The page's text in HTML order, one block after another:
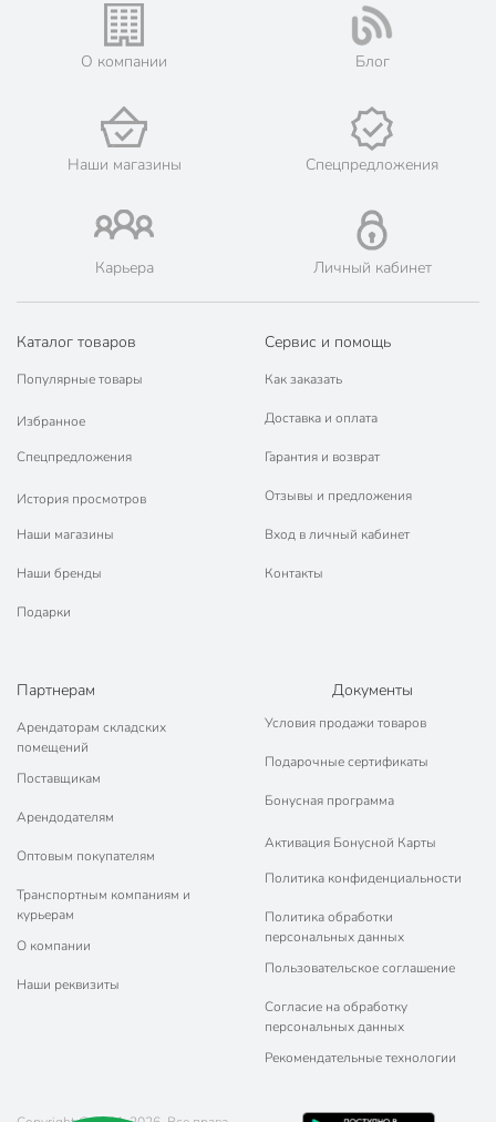
💳 Оплата: онлайн на сайте интернет-гипермаркета или
наличными при получении.
📜 Только оригинальная продукция. Интернет-гипермаркет
Порядок - официальный представитель ведущих мировых
О компании Блог
Наши магазины Спецпредложения
Карьера Личный кабинет
Каталог товаров
Популярные товары
Избранное
Спецпредложения
История просмотров
Наши магазины
Наши бренды
Подарки
Сервис и помощь
Как заказать
Доставка и оплата
Гарантия и возврат
Отзывы и предложения
Вход в личный кабинет
Контакты
Партнерам
Арендаторам складских
помещений
Поставщикам
Арендодателям
Оптовым покупателям
Транспортным компаниям и
курьерам
О компании
Наши реквизиты
Документы
Условия продажи товаров
Подарочные сертификаты
Бонусная программа
Активация Бонусной Карты
Политика конфиденциальности
Политика обработки
персональных данных
Пользовательское соглашение
Согласие на обработку
персональных данных
Рекомендательные технологии